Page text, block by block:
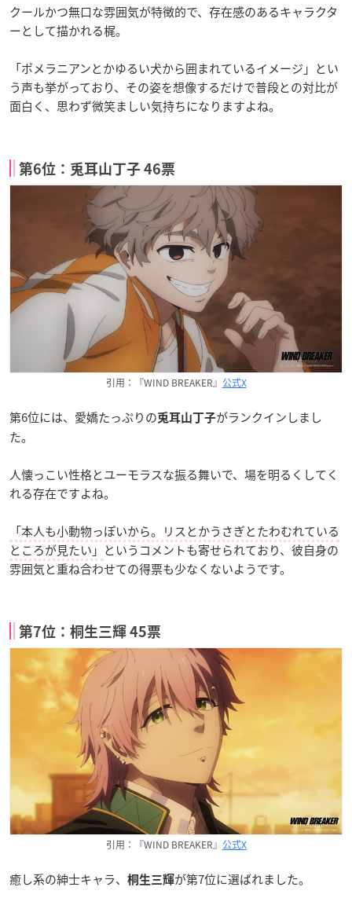
クールかつ無口な雰囲気が特徴的で、存在感のあるキャラクタ
ーとして描かれる梶。
「ポメラニアンとかゆるい犬から囲まれているイメージ」とい
う声も挙がっており、その姿を想像するだけで普段との対比が
面白く、思わず微笑ましい気持ちになりますよね。
第6位：兎耳山丁子 46票
引用：『WIND BREAKER』 公式X
第6位には、愛嬌たっぷりの兎耳山丁子がランクインしまし
た。
人懐っこい性格とユーモラスな振る舞いで、場を明るくしてく
れる存在ですよね。
「本人も小動物っぽいから。リスとかうさぎとたわむれている
ところが見たい」 というコメントも寄せられており、彼自身の
雰囲気と重ね合わせての得票も少なくないようです。
第7位：桐生三輝 45票
引用：『WIND BREAKER』 公式X
癒し系の紳士キャラ、 桐生三輝が第7位に選ばれました。